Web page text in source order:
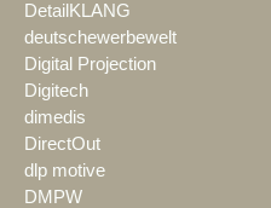
DetailKLANG
deutschewerbewelt
Digital Projection
Digitech
dimedis
DirectOut
dlp motive
DMPW